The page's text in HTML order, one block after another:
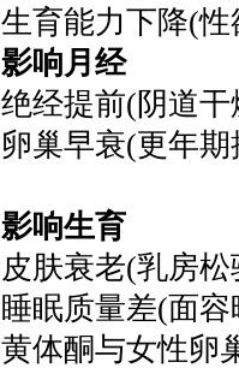
生育能力下降(
影响月经
绝经提前(阴道干
卵巢早衰(更年
影响生育
皮肤衰老(乳房松
睡眠质量差(面
黄体酮与女性卵